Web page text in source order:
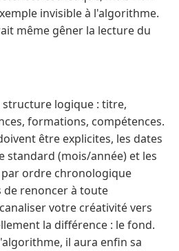
invisible à l'algorithme.
même gêner la lecture du
structure logique : titre,
formations, compétences.
être explicites, les dates
standard (mois/année) et les
ordre chronologique
de renoncer à toute
votre créativité vers
la différence : le fond.
il aura enfin sa